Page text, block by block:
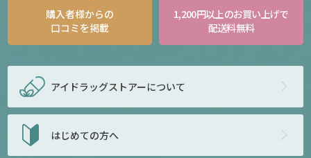
購入者様からの
口コミを掲載
1,200円以上のお買い上げで
配送料無料
アイドラッグストアーについて
はじめての方へ